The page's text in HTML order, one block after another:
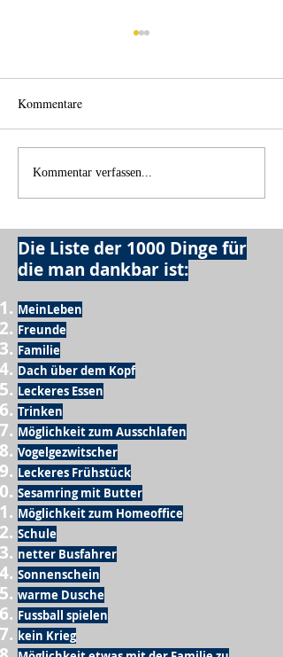
Alles was möglich ist?
Kommentare
Kommentar verfassen...
Die Liste der 1000 Dinge für
die man dankbar ist:
MeinLeben
Freunde
Familie
Dach über dem Kopf
Leckeres Essen
Trinken
Möglichkeit zum Ausschlafen
Vogelgezwitscher
Leckeres Frühstück
Sesamring mit Butter
Möglichkeit zum Homeoffice
Schule
netter Busfahrer
Sonnenschein
warme Dusche
Fussball spielen
kein Krieg